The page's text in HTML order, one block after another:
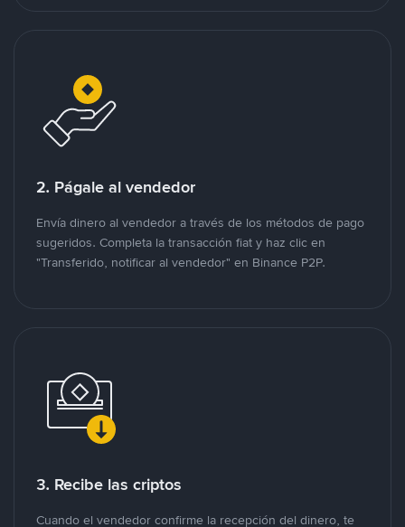
2. Págale al vendedor
Envía dinero al vendedor a través de los métodos de pago
sugeridos. Completa la transacción fiat y haz clic en
"Transferido, notificar al vendedor" en Binance P2P.
3. Recibe las criptos
Cuando el vendedor confirme la recepción del dinero, te